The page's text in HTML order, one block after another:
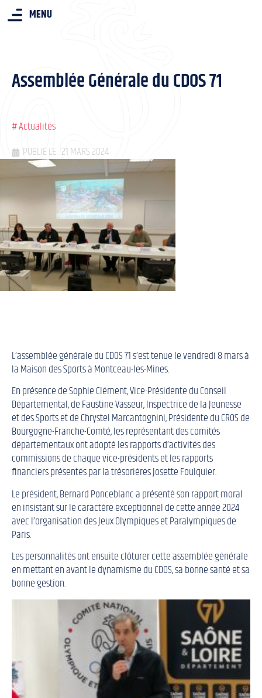
MENU
Assemblée Générale du CDOS 71
#Actualités
PUBLIÉ LE : 21 MARS 2024
L’assemblée générale du CDOS 71 s’est tenue le vendredi 8 mars à
la Maison des Sports à Montceau-les-Mines.
En présence de Sophie Clément, Vice-Présidente du Conseil
Départemental, de Faustine Vasseur, Inspectrice de la Jeunesse
et des Sports et de Chrystel Marcantognini, Présidente du CROS de
Bourgogne-Franche-Comté, les représentant des comités
départementaux ont adopté les rapports d’activités des
commissions de chaque vice-présidents et les rapports
financiers présentés par la trésorières Josette Foulquier.
Le président, Bernard Ponceblanc a présenté son rapport moral
en insistant sur le caractère exceptionnel de cette année 2024
avec l’organisation des Jeux Olympiques et Paralympiques de
Paris.
Les personnalités ont ensuite clôturer cette assemblée générale
en mettant en avant le dynamisme du CDOS, sa bonne santé et sa
bonne gestion.